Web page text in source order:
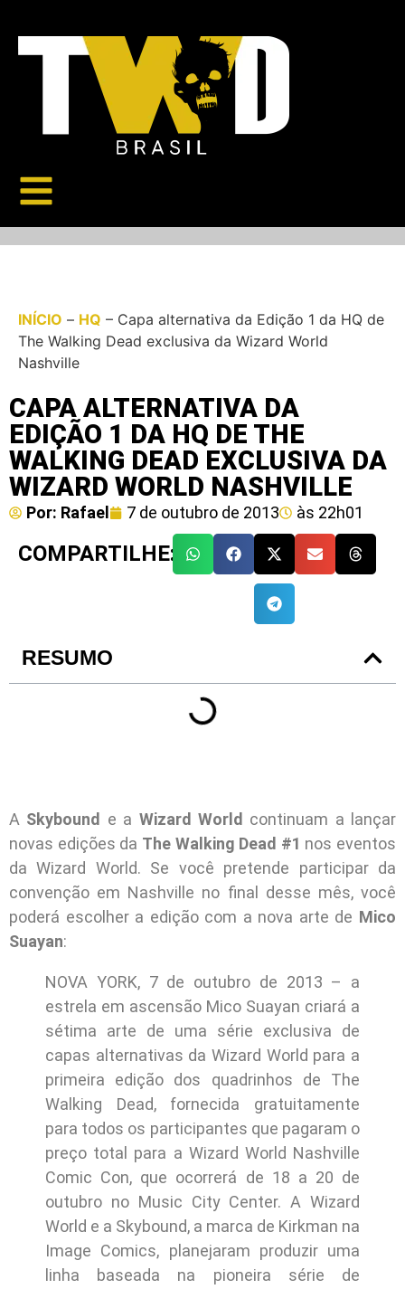
INÍCIO – HQ – Capa alternativa da Edição 1 da HQ de
The Walking Dead exclusiva da Wizard World
Nashville
CAPA ALTERNATIVA DA
EDIÇÃO 1 DA HQ DE THE
WALKING DEAD EXCLUSIVA DA
WIZARD WORLD NASHVILLE
Por: Rafael 7 de outubro de 2013 às 22h01
COMPARTILHE:
RESUMO
A Skybound e a Wizard World continuam a lançar
novas edições da The Walking Dead #1 nos eventos
da Wizard World. Se você pretende participar da
convenção em Nashville no final desse mês, você
poderá escolher a edição com a nova arte de Mico
Suayan:
NOVA YORK, 7 de outubro de 2013 – a
estrela em ascensão Mico Suayan criará a
sétima arte de uma série exclusiva de
capas alternativas da Wizard World para a
primeira edição dos quadrinhos de The
Walking Dead, fornecida gratuitamente
para todos os participantes que pagaram o
preço total para a Wizard World Nashville
Comic Con, que ocorrerá de 18 a 20 de
outubro no Music City Center. A Wizard
World e a Skybound, a marca de Kirkman na
Image Comics, planejaram produzir uma
linha baseada na pioneira série de